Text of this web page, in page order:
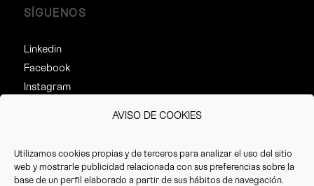
AVISO DE COOKIES
Utilizamos cookies propias y de terceros para analizar el uso del sitio
web y mostrarle publicidad relacionada con sus preferencias sobre la
base de un perfil elaborado a partir de sus hábitos de navegación.
SÍGUENOS
Linkedin
Facebook
Instagram
C/ Calasparra nº 2,